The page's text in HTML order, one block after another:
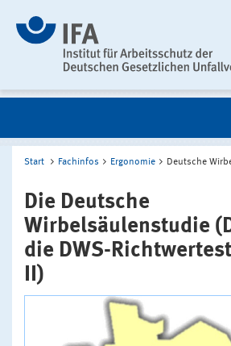
Start Fachinfos Ergonomie Deutsche
Die Deutsche
Wirbelsäulenstudie
die DWS-
II)